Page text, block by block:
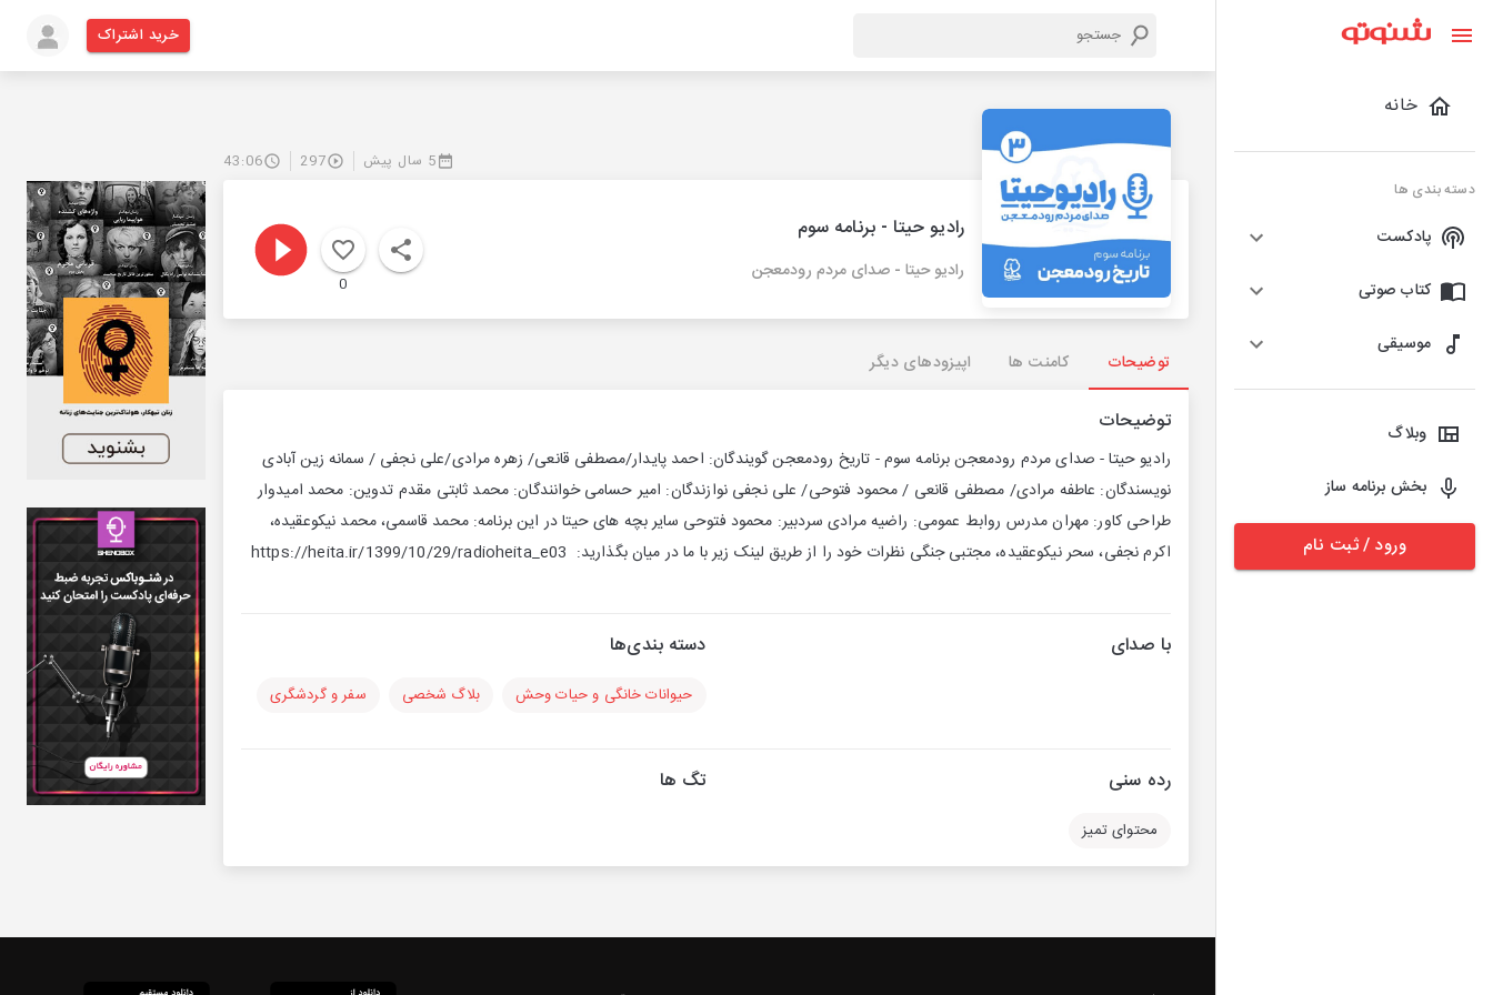
خانه
دسته بندی ها
پادکست
کتاب صوتی
موسیقی
وبلاگ
بخش برنامه ساز
ورود / ثبت نام
خرید اشتراک
5 سال پیش 297
43:06
رادیو حیتا - برنامه سوم
رادیو حیتا - صدای مردم رودمعجن
0
توضیحات کامنت ها اپیزودهای دیگر
توضیحات
رادیو حیتا - صدای مردم رودمعجن برنامه سوم - تاریخ رودمعجن گویندگان: احمد پایدار/مصطفی قانعی/ زهره مرادی/علی نجفی / سمانه زین آبادی
نویسندگان: عاطفه مرادی/ مصطفی قانعی / محمود فتوحی/ علی نجفی نوازندگان: امیر حسامی خوانندگان: محمد ثابتی مقدم تدوین: محمد امیدوار
طراحی کاور: مهران مدرس‌ روابط عمومی: راضیه مرادی سردبیر: محمود فتوحی سایر بچه های حیتا در این برنامه: محمد قاسمی، محمد نیکوعقیده،
اکرم نجفی، سحر نیکوعقیده، مجتبی جنگی نظرات خود را از طریق لینک زیر با ما در میان بگذارید: https://heita.ir/1399/10/29/radioheita_e03 ‎
با صدای دسته بندی‌ها
حیوانات خانگی و حیات وحش بلاگ شخصی سفر و گردشگری
رده سنی
محتوای تمیز
تگ ها